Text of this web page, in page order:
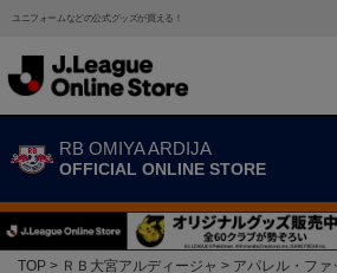
ユニフォームなどの公式グッズが買える！
RB OMIYA ARDIJA
OFFICIAL ONLINE STORE
TOP ＲＢ大宮アルディージャ
アパレル・ファ